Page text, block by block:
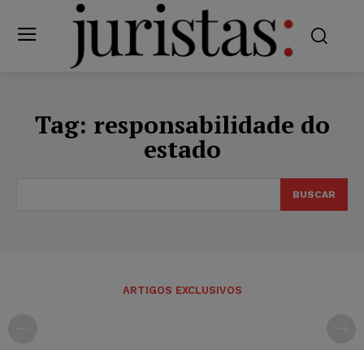
Tag: responsabilidade do
estado
BUSCAR
ARTIGOS EXCLUSIVOS